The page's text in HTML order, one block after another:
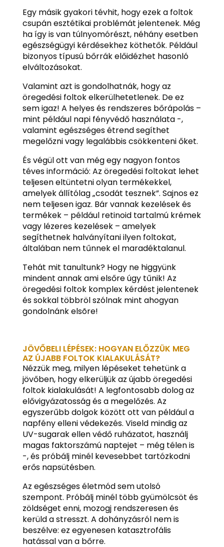
Egy másik gyakori tévhit, hogy ezek a foltok
csupán esztétikai problémát jelentenek. Még
ha így is van túlnyomórészt, néhány esetben
egészségügyi kérdésekhez köthetők. Például
bizonyos típusú bőrrák előidézhet hasonló
elváltozásokat.
Valamint azt is gondolhatnák, hogy az
öregedési foltok elkerülhetetlenek. De ez
sem igaz! A helyes és rendszeres bőrápolás –
mint például napi fényvédő használata -,
valamint egészséges étrend segíthet
megelőzni vagy legalábbis csökkenteni őket.
És végül ott van még egy nagyon fontos
téves információ: Az öregedési foltokat lehet
teljesen eltüntetni olyan termékekkel,
amelyek állítólag „csodát tesznek”. Sajnos ez
nem teljesen igaz. Bár vannak kezelések és
termékek – például retinoid tartalmú krémek
vagy lézeres kezelések – amelyek
segíthetnek halványítani ilyen foltokat,
általában nem tűnnek el maradéktalanul.
Tehát mit tanultunk? Hogy ne higgyünk
mindent annak ami elsőre úgy tűnik! Az
öregedési foltok komplex kérdést jelentenek
és sokkal többröl szólnak mint ahogyan
gondolnánk elsõre!
JÖVŐBELI LÉPÉSEK: HOGYAN ELŐZZÜK MEG
AZ ÚJABB FOLTOK KIALAKULÁSÁT?
Nézzük meg, milyen lépéseket tehetünk a
jövőben, hogy elkerüljük az újabb öregedési
foltok kialakulását! A legfontosabb dolog az
elővigyázatosság és a megelőzés. Az
egyszerűbb dolgok között ott van például a
napfény elleni védekezés. Viseld mindig az
UV-sugarak ellen védő ruházatot, használj
magas faktorszámú naptejet – még télen is
-, és próbálj minél kevesebbet tartózkodni
erős napsütésben.
Az egészséges életmód sem utolsó
szempont. Próbálj minél több gyümölcsöt és
zöldséget enni, mozogj rendszeresen és
kerüld a stresszt. A dohányzásról nem is
beszélve: ez egyenesen katasztrofális
hatással van a bőrre.